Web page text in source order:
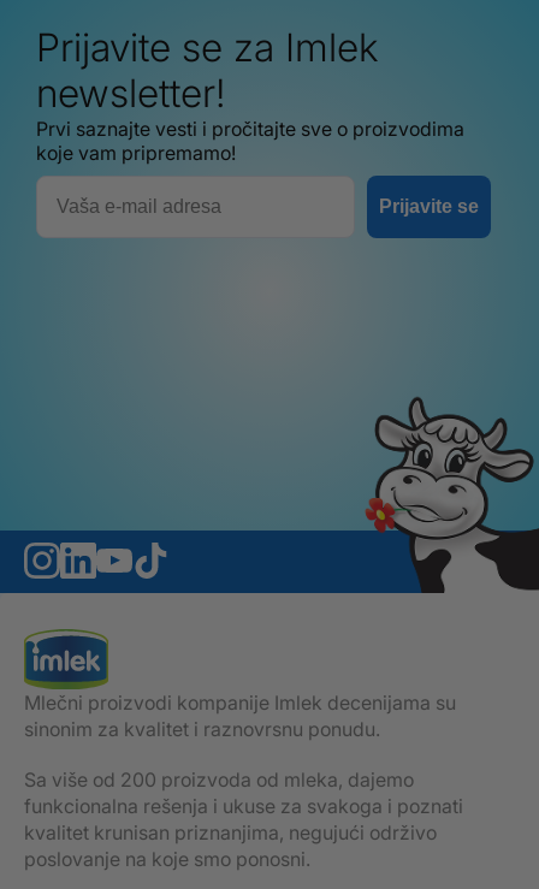
Mlečni proizvodi kompanije Imlek decenijama su
sinonim za kvalitet i raznovrsnu ponudu.
Sa više od 200 proizvoda od mleka, dajemo
funkcionalna rešenja i ukuse za svakoga i poznati
kvalitet krunisan priznanjima, negujući održivo
poslovanje na koje smo ponosni.
Prijavite se za Imlek
newsletter!
Prvi saznajte vesti i pročitajte sve o proizvodima
koje vam pripremamo!
Email
Prijavite se